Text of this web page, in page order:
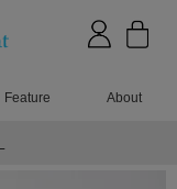
Feature About